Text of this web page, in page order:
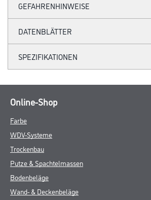
GEFAHRENHINWEISE
DATENBLÄTTER
SPEZIFIKATIONEN
Online-Shop
Farbe
WDV-Systeme
Trockenbau
Putze & Spachtelmassen
Bodenbeläge
Wand- & Deckenbeläge